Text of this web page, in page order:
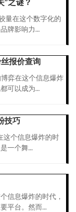
”之谜？
量在这个数字化的
牌影响力...
报价查询
弈在这个信息爆炸
可以成为...
技巧
这个信息爆炸的时
一个舞...
信息爆炸的时代，
平台。然而...